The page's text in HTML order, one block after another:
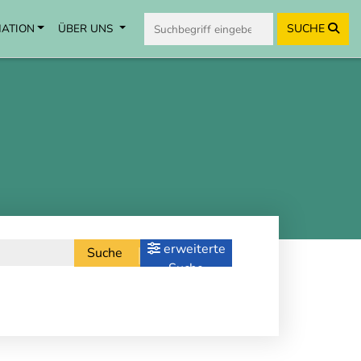
ÜBER UNS SUCHE
Suche
erweiterte
Suche